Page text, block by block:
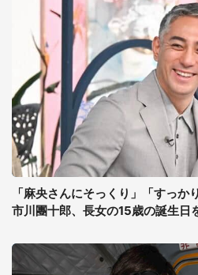
「麻央さんにそっくり」「すっ
市川團十郎、長女の15歳の誕生日